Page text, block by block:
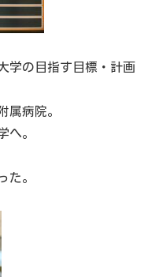
学の目指す目標・計画
属病院。
へ。
た。